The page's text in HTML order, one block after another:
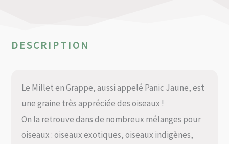
DESCRIPTION
Le Millet en Grappe, aussi appelé Panic Jaune, est
une graine très appréciée des oiseaux !
On la retrouve dans de nombreux mélanges pour
oiseaux : oiseaux exotiques, oiseaux indigènes,